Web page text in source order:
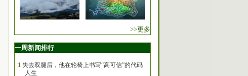
>>更多
一周新闻排行
1 失去双腿后，他在轮椅上书写“高可信”的代码
人生